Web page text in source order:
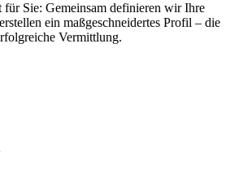
für Sie: Gemeinsam definieren wir Ihre
ein maßgeschneidertes Profil – die
Vermittlung.